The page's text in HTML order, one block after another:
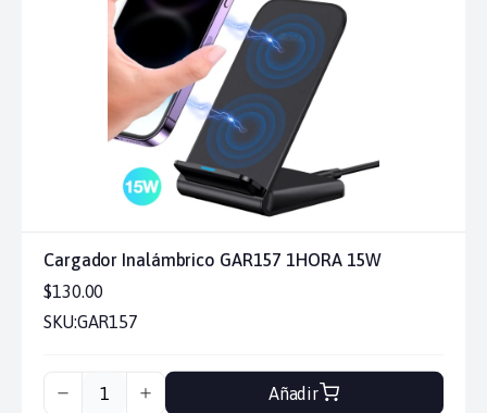
Cargador Inalámbrico GAR157 1HORA 15W
$130.00
SKU:GAR157
Añadir